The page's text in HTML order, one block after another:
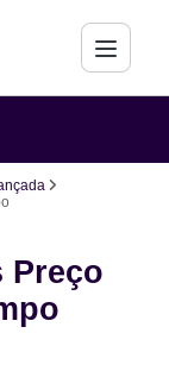
Preço